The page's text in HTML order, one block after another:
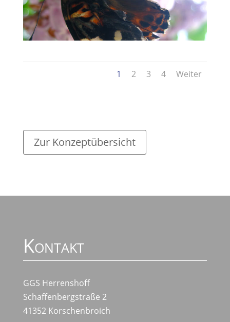
1 2 3 4 Weiter
Zur Konzeptübersicht
Kontakt
GGS Herrenshoff
Schaffenbergstraße 2
41352 Korschenbroich